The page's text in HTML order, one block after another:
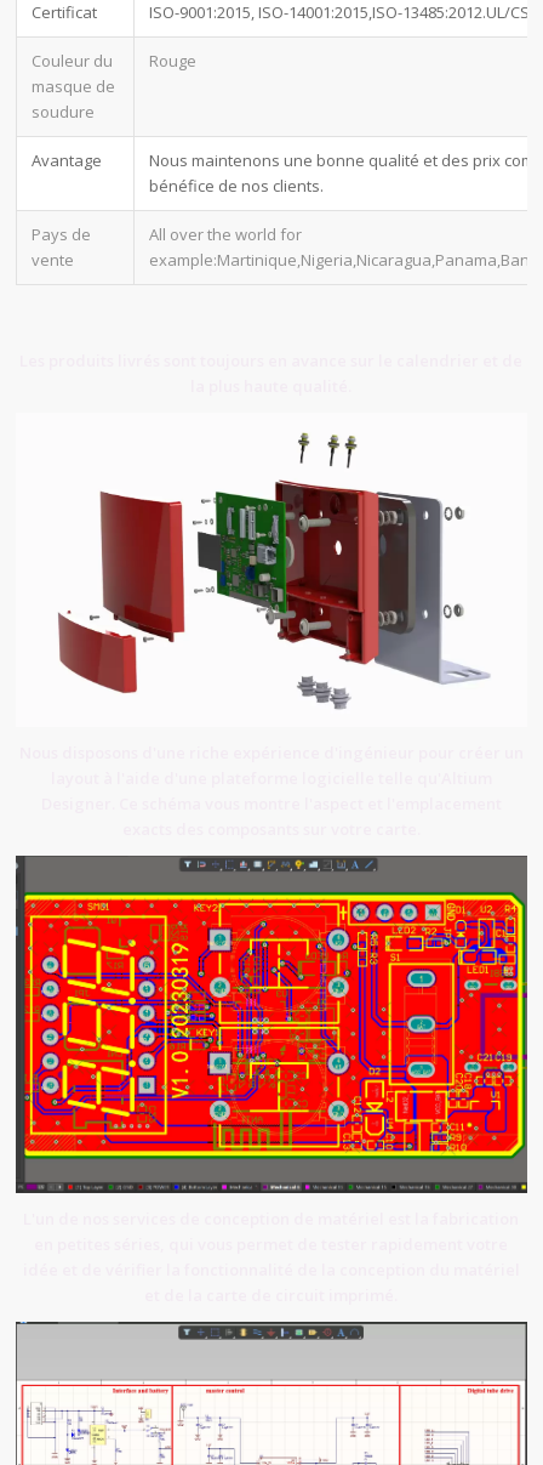
Certificat ISO-9001:2015, ISO-14001:2015,ISO-13485:2012.UL/CSA
Couleur du
masque de
soudure
Rouge
Avantage
Nous maintenons une bonne qualité et des prix
bénéfice de nos clients.
Pays de
vente
All over the world for